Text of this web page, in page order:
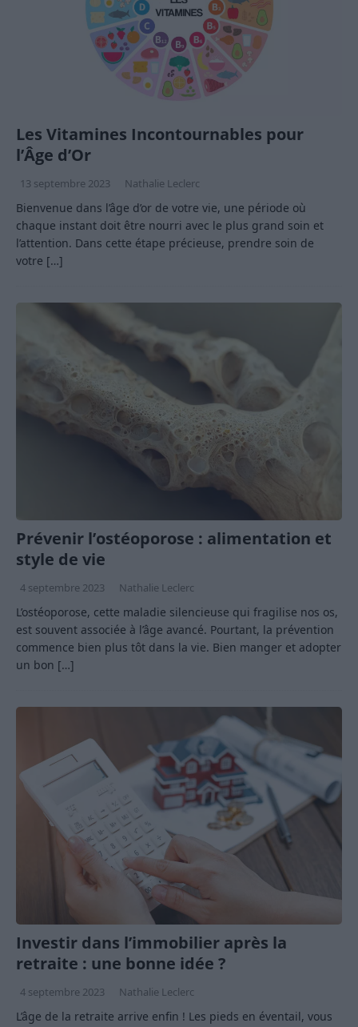
Les Vitamines Incontournables pour
l’Âge d’Or
13 septembre 2023 Nathalie Leclerc
Bienvenue dans l’âge d’or de votre vie, une période où
chaque instant doit être nourri avec le plus grand soin et
l’attention. Dans cette étape précieuse, prendre soin de
votre […]
Prévenir l’ostéoporose : alimentation et
style de vie
4 septembre 2023 Nathalie Leclerc
L’ostéoporose, cette maladie silencieuse qui fragilise nos os,
est souvent associée à l’âge avancé. Pourtant, la prévention
commence bien plus tôt dans la vie. Bien manger et adopter
un bon […]
Investir dans l’immobilier après la
retraite : une bonne idée ?
4 septembre 2023 Nathalie Leclerc
L’âge de la retraite arrive enfin ! Les pieds en éventail, vous